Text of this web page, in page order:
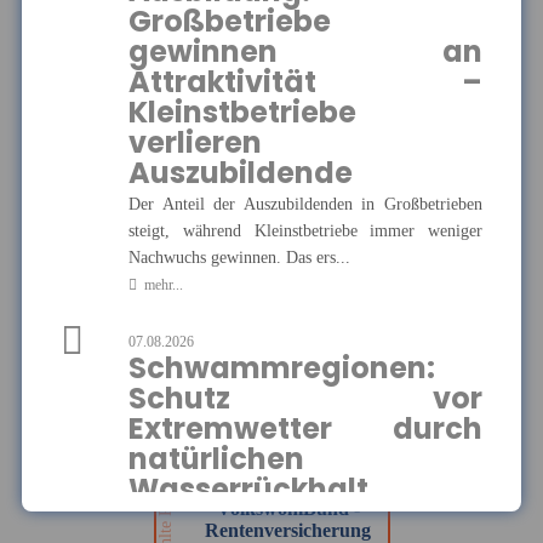
Großbetriebe
gewinnen an
Attraktivität –
Kleinstbetriebe
verlieren
Auszubildende
Der Anteil der Auszubildenden in Großbetrieben
steigt, während Kleinstbetriebe immer weniger
Nachwuchs gewinnen. Das ers...
mehr...
07.08.2026
Schwammregionen:
Schutz vor
Extremwetter durch
natürlichen
Wasserrückhalt
Die Hochschule Geisenheim entwickelt im
Ausgewählte Produkte
Münchener Verein -
Pflegetagegeld
Münchener Verein -
Pflegetagegeld
Hier finden Sie alle wichtigen
Informationen und Druckstücke
zur Pflegetagegeldversicherung
des Münchener Vereins.
VolkswohlBund -
Rentenversicherung
Rentenversicherung
Klassik Modern
Hier finden Sie alle wichtigen
Informationen und Druckstücke
Modern von VolkswohlBund.